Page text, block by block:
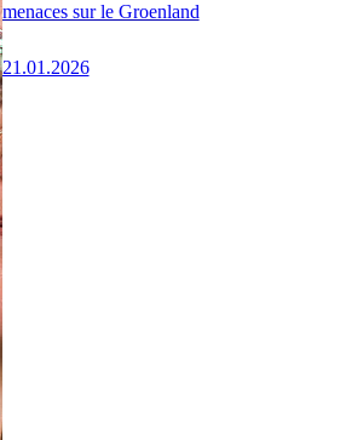
menaces sur le Groenland
21.01.2026